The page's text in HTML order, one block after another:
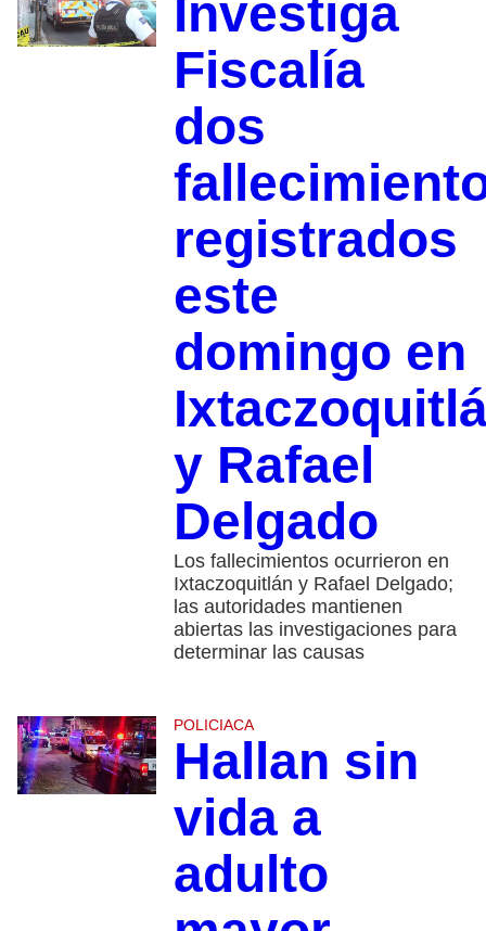
Investiga
Fiscalía
dos
registrados
este
domingo en
y Rafael
Delgado
Los fallecimientos ocurrieron en
Ixtaczoquitlán y Rafael Delgado;
las autoridades mantienen
abiertas las investigaciones para
determinar las causas
POLICIACA
Hallan sin
vida a
adulto